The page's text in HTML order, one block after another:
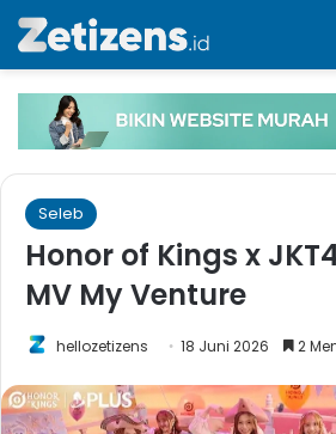
Seleb
Honor of Kings x
MV My Venture
hellozetizens 18 Juni 2026 2